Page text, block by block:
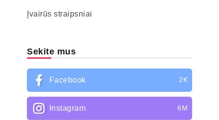
Įvairūs straipsniai
Sekite mus
Facebook 2K
Instagram 6M